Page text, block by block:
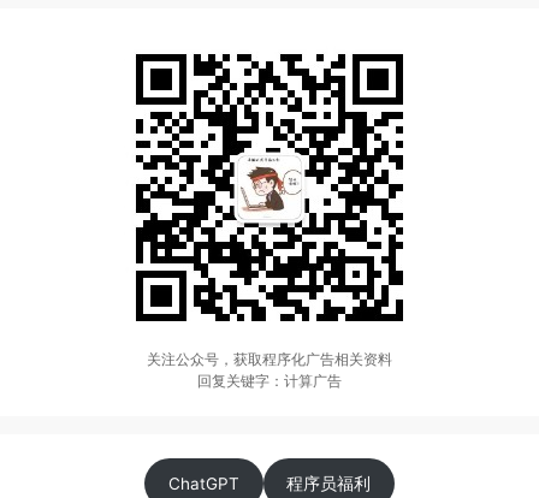
关注公众号，获取程序化广告相关资料
回复关键字：计算广告
ChatGPT 程序员福利